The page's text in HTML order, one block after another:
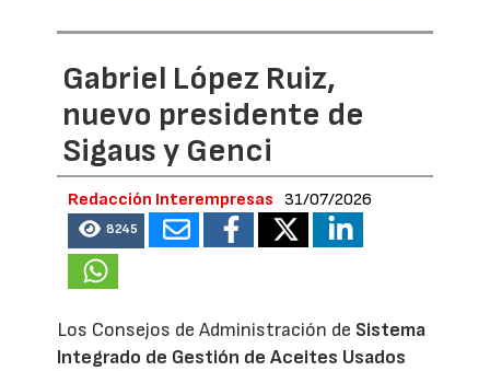
Gabriel López Ruiz,
nuevo presidente de
Sigaus y Genci
Redacción Interempresas 31/07/2026
8245
Los Consejos de Administración de Sistema
Integrado de Gestión de Aceites Usados